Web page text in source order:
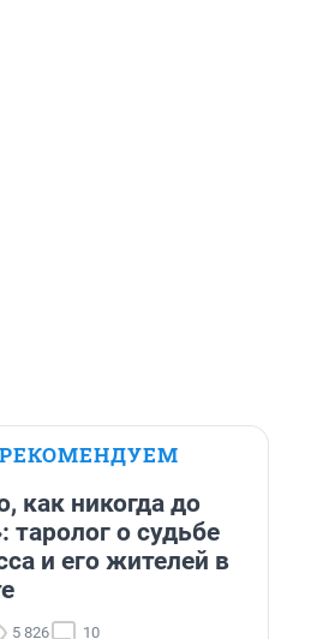
РЕКОМЕНДУЕМ
как никогда до
таролог о судьбе
и его жителей в
5 826 10